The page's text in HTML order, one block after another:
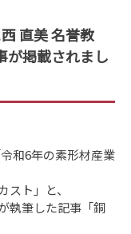
直美 名誉教
が掲載されまし
和6年の素形材産業
ト」と、
執筆した記事「銅